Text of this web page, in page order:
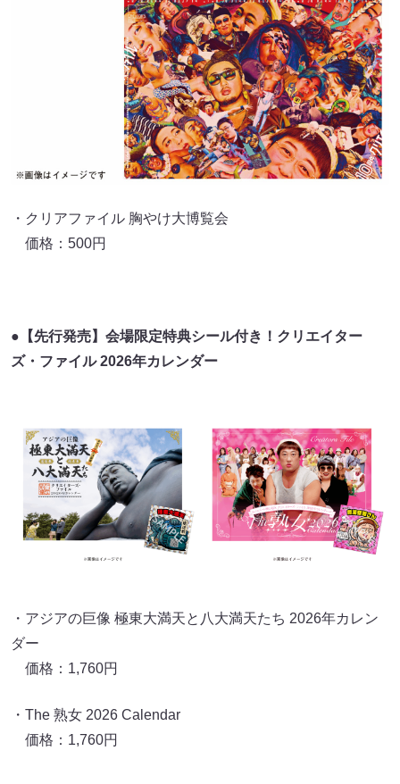
・クリアファイル 胸やけ大博覧会
価格：500円
●【先行発売】会場限定特典シール付き！クリエイター
ズ・ファイル 2026年カレンダー
・アジアの巨像 極東大満天と八大満天たち 2026年カレン
ダー
価格：1,760円
・The 熟女 2026 Calendar
価格：1,760円